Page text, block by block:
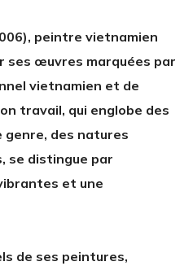
peintre vietnamien
ses œuvres marquées par
vietnamien et de
travail, qui englobe des
des natures
se distingue par
et une
de ses peintures,